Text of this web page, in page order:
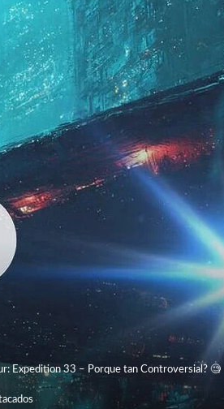
Expedition 33 – Porque tan Controversial? 🧐